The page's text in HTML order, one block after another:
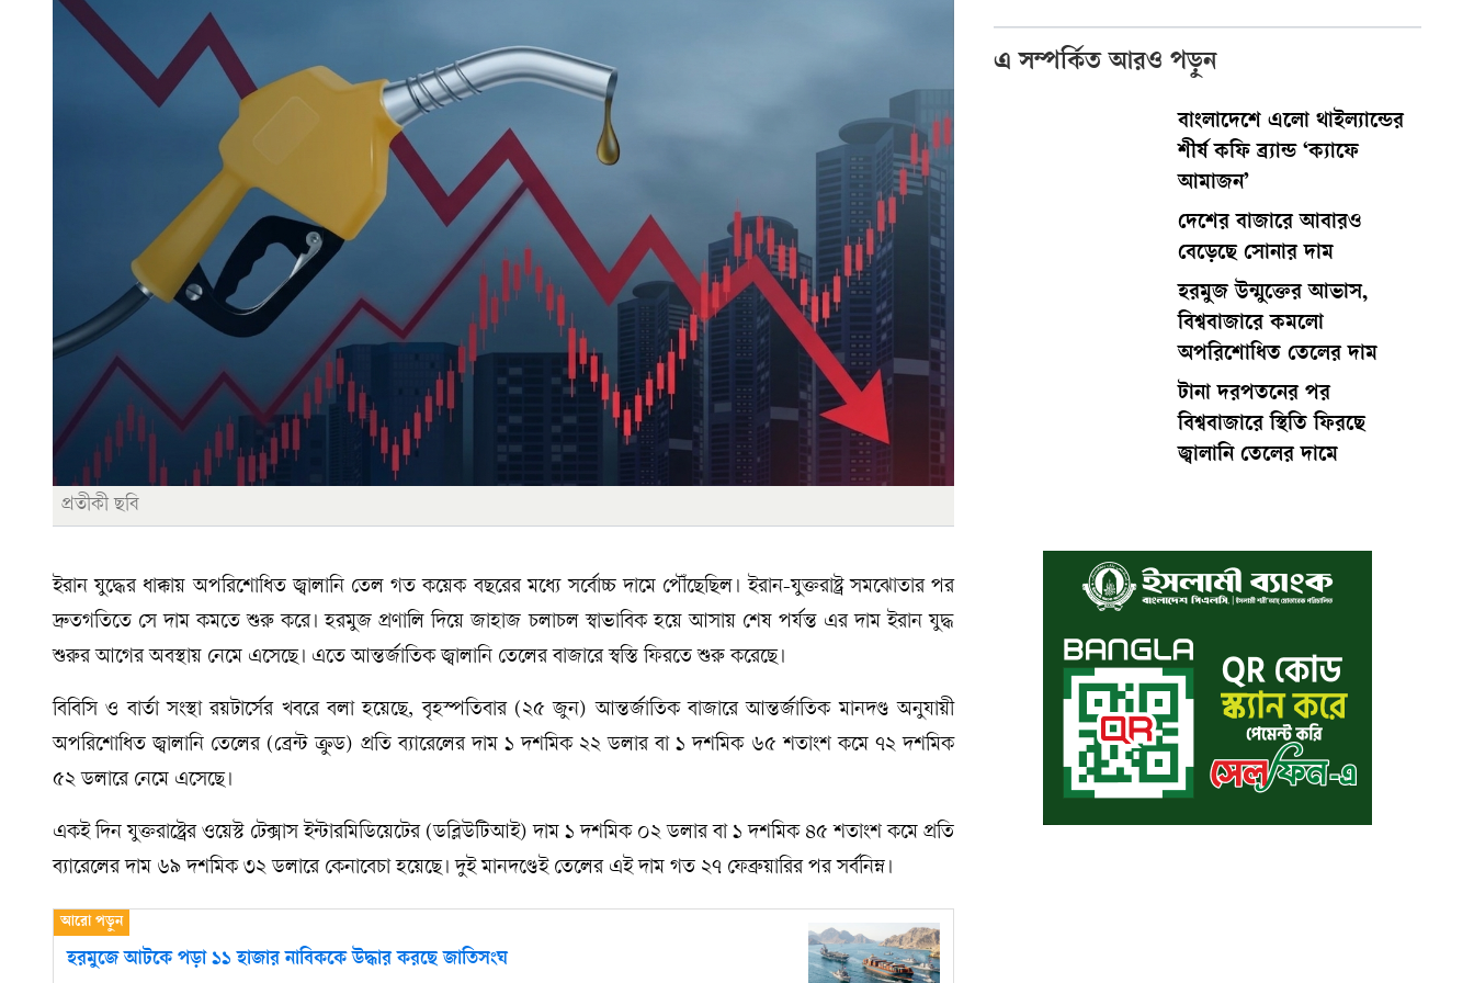
প্রতীকী ছবি
ইরান যুদ্ধের ধাক্কায় অপরিশোধিত জ্বালানি তেল গত কয়েক বছরের মধ্যে সর্বোচ্চ দামে পৌঁছেছিল। ইরান-যুক্তরাষ্ট্র সমঝোতার পর
দ্রুতগতিতে সে দাম কমতে শুরু করে। হরমুজ প্রণালি দিয়ে জাহাজ চলাচল স্বাভাবিক হয়ে আসায় শেষ পর্যন্ত এর দাম ইরান যুদ্ধ
শুরুর আগের অবস্থায় নেমে এসেছে। এতে আন্তর্জাতিক জ্বালানি তেলের বাজারে স্বস্তি ফিরতে শুরু করেছে।
বিবিসি ও বার্তা সংস্থা রয়টার্সের খবরে বলা হয়েছে, বৃহস্পতিবার (২৫ জুন) আন্তর্জাতিক বাজারে আন্তর্জাতিক মানদণ্ড অনুযায়ী
অপরিশোধিত জ্বালানি তেলের (ব্রেন্ট ক্রুড) প্রতি ব্যারেলের দাম ১ দশমিক ২২ ডলার বা ১ দশমিক ৬৫ শতাংশ কমে ৭২ দশমিক
৫২ ডলারে নেমে এসেছে।
একই দিন যুক্তরাষ্ট্রের ওয়েস্ট টেক্সাস ইন্টারমিডিয়েটের (ডব্লিউটিআই) দাম ১ দশমিক ০২ ডলার বা ১ দশমিক ৪৫ শতাংশ কমে প্রতি
ব্যারেলের দাম ৬৯ দশমিক ৩২ ডলারে কেনাবেচা হয়েছে। দুই মানদণ্ডেই তেলের এই দাম গত ২৭ ফেব্রুয়ারির পর সর্বনিম্ন।
হরমুজে আটকে পড়া ১১ হাজার নাবিককে উদ্ধার করছে জাতিসংঘ
এ সম্পর্কিত আরও পড়ুন
বাংলাদেশে এলো থাইল্যান্ডের
শীর্ষ কফি ব্র্যান্ড ‘ক্যাফে
আমাজন’
দেশের বাজারে আবারও
বেড়েছে সোনার দাম
হরমুজ উন্মুক্তের আভাস,
বিশ্ববাজারে কমলো
অপরিশোধিত তেলের দাম
টানা দরপতনের পর
বিশ্ববাজারে স্থিতি ফিরছে
জ্বালানি তেলের দামে